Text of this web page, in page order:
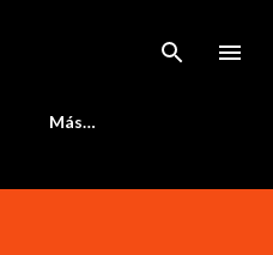
Más…